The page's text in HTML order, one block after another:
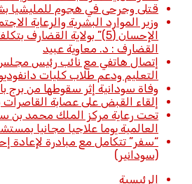
قتلى وجرحى في هجوم للمليشيا
وزير الموارد البشرية والرعاية
القضارف : د. معاوية عبيد
إتصال هاتفي مع نائب رئيس
التعليم ودعم طلاب كليات
وفاة سودانية إثر سقوطها من برج
إلقاء القبض على عصابة القاصرات
تحت رعاية مركز الملك محمد بن
العالمية يوما علاجيا مجانيا
“سفر” تتكامل مع مبادرة لإعادة
(سودانير)
الرئيسية